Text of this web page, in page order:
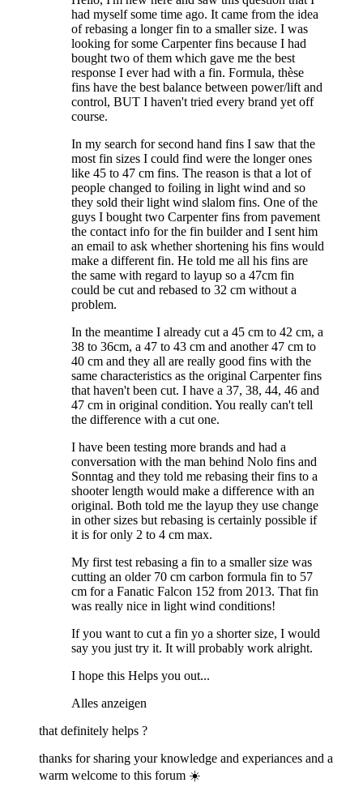
had myself some time ago. It came from the idea
of rebasing a longer fin to a smaller size. I was
looking for some Carpenter fins because I had
bought two of them which gave me the best
response I ever had with a fin. Formula, thèse
fins have the best balance between power/lift and
control, BUT I haven't tried every brand yet off
course.
In my search for second hand fins I saw that the
most fin sizes I could find were the longer ones
like 45 to 47 cm fins. The reason is that a lot of
people changed to foiling in light wind and so
they sold their light wind slalom fins. One of the
guys I bought two Carpenter fins from pavement
the contact info for the fin builder and I sent him
an email to ask whether shortening his fins would
make a different fin. He told me all his fins are
the same with regard to layup so a 47cm fin
could be cut and rebased to 32 cm without a
problem.
In the meantime I already cut a 45 cm to 42 cm, a
38 to 36cm, a 47 to 43 cm and another 47 cm to
40 cm and they all are really good fins with the
same characteristics as the original Carpenter fins
that haven't been cut. I have a 37, 38, 44, 46 and
47 cm in original condition. You really can't tell
the difference with a cut one.
I have been testing more brands and had a
conversation with the man behind Nolo fins and
Sonntag and they told me rebasing their fins to a
shooter length would make a difference with an
original. Both told me the layup they use change
in other sizes but rebasing is certainly possible if
it is for only 2 to 4 cm max.
My first test rebasing a fin to a smaller size was
cutting an older 70 cm carbon formula fin to 57
cm for a Fanatic Falcon 152 from 2013. That fin
was really nice in light wind conditions!
If you want to cut a fin yo a shorter size, I would
say you just try it. It will probably work alright.
I hope this Helps you out...
Alles anzeigen
that definitely helps ?
thanks for sharing your knowledge and experiances and a
warm welcome to this forum ☀️